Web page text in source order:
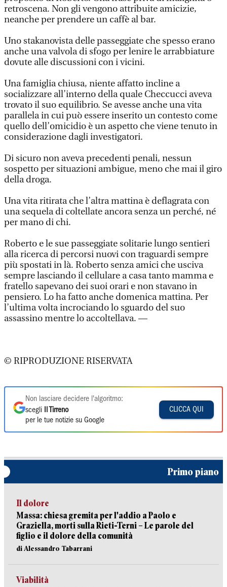
retroscena. Non gli vengono attribuite amicizie,
neanche per prendere un caffè al bar.
Uno stakanovista delle passeggiate che spesso erano
anche una valvola di sfogo per lenire le arrabbiature
dovute alle discussioni con i vicini.
Una famiglia chiusa, niente affatto incline a
socializzare all’interno della quale Checcucci aveva
trovato il suo equilibrio. Se avesse anche una vita
parallela in cui può essere inserito un contesto come
quello dell’omicidio è un aspetto che viene tenuto in
considerazione dagli investigatori.
Di sicuro non aveva precedenti penali, nessun
sospetto per situazioni ambigue, meno che mai il giro
della droga.
Una vita ritirata che l’altra mattina è deflagrata con
una sequela di coltellate ancora senza un perché, né
per mano di chi.
Roberto e le sue passeggiate solitarie lungo sentieri
alla ricerca di percorsi nuovi con traguardi sempre
più spostati in là. Roberto senza amici che usciva
sempre lasciando il cellulare a casa tanto mamma e
fratello sapevano dei suoi orari e non stavano in
pensiero. Lo ha fatto anche domenica mattina. Per
l’ultima volta incrociando lo sguardo del suo
assassino mentre lo accoltellava. —
© RIPRODUZIONE RISERVATA
Non lasciare decidere l'algoritmo:
scegli
Il Tirreno
per le tue notizie su Google
CLICCA QUI
Primo piano
Il dolore
Massa: chiesa gremita per l'addio a Paolo e
Graziella, morti sulla Rieti-Terni – Le parole del
figlio e il dolore della comunità
di Alessandro Tabarrani
Viabilità